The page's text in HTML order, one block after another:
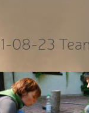
08-23